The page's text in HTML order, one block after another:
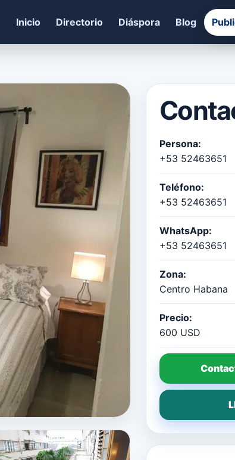
Inicio Directorio Diáspora Blog
Persona:
+53 52463651
Teléfono:
+53 52463651
WhatsApp:
+53 52463651
Zona:
Centro Habana
Precio:
600 USD